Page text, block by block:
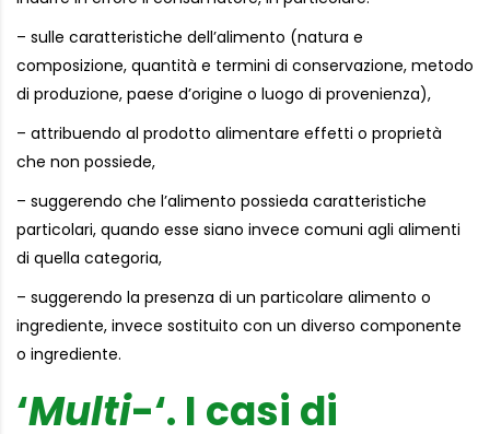
– sulle caratteristiche dell’alimento (natura e
composizione, quantità e termini di conservazione, metodo
di produzione, paese d’origine o luogo di provenienza),
– attribuendo al prodotto alimentare effetti o proprietà
che non possiede,
– suggerendo che l’alimento possieda caratteristiche
particolari, quando esse siano invece comuni agli alimenti
di quella categoria,
– suggerendo la presenza di un particolare alimento o
ingrediente, invece sostituito con un diverso componente
o ingrediente.
‘Multi-‘. I casi di